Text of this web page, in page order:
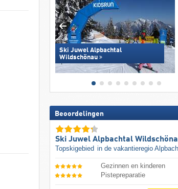
Ski Juwel Alpbachtal
Wildschönau
Beoordelingen
Ski Juwel Alpbachtal
Topskigebied in de vakantieregio
Gezinnen en kinderen
Pistepreparatie